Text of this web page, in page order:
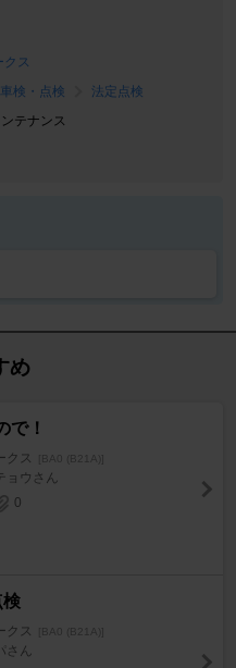
クス
車検・点検
法定点検
テナンス
め
で！
クス [BA0 (B21A)]
ョウさん
0
検
クス [BA0 (B21A)]
さん